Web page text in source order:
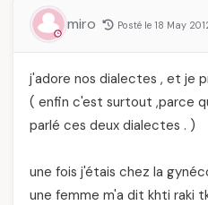
miro Posté le 18 May
j'adore nos dialectes , et je
( enfin c'est surtout ,parce
parlé ces deux dialectes . )
une fois j'étais chez la
une femme m'a dit khti raki